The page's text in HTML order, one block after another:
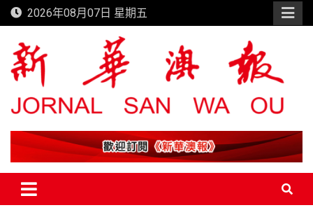
Skip
to
content
2026年08月07日 星期五
新華澳報